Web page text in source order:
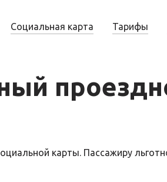
Социальная карта Тарифы
карты. Пассажиру